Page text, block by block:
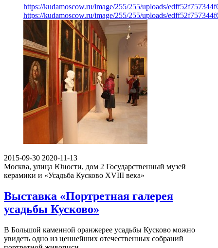
https://kudamoscow.ru/image/255/255/uploads/
https://kudamoscow.ru/image/255/255/uploads/
2015-09-30 2020-11-13
Москва, улица Юности, дом 2 Государственный музей
керамики и «Усадьба Кусково XVIII века»
Выставка «Портретная галерея
усадьбы Кусково»
В Большой каменной оранжерее усадьбы Кусково можно
увидеть одно из ценнейших отечественных собраний